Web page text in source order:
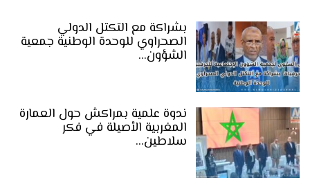
بشراكة مع التكتل الدولي
الصحراوي للوحدة الوطنية جمعية
الشؤون…
ندوة علمية بمراكش حول العمارة
المغربية الأصيلة في فكر
سلاطين…